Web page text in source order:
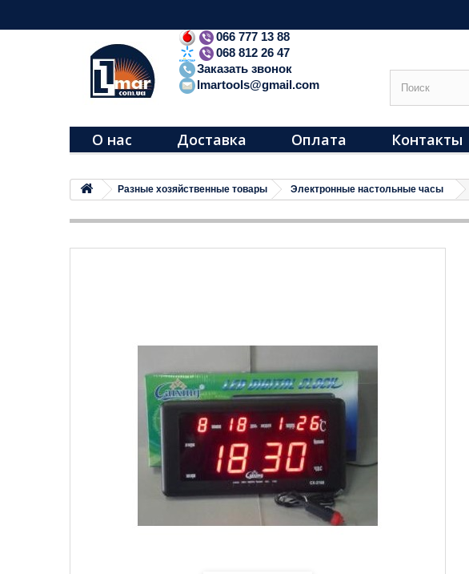
066 777 13 88
068 812 26 47
Заказать звонок
lmartools@gmail.com
О нас Доставка Оплата Контакты
Разные хозяйственные товары Электронные настольные часы